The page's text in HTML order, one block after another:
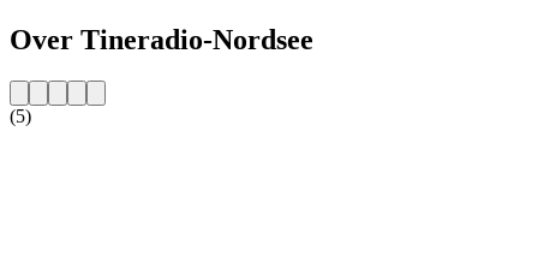
Over Tineradio-Nordsee
(5)